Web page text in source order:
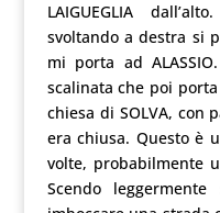
LAIGUEGLIA
svoltando a destra si
mi porta ad
scalinata che poi
chiesa di SOLVA, con
era chiusa. Questo è
volte, probabilmente
Scendo